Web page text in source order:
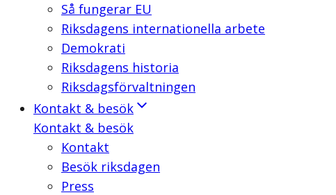
Så fungerar EU
Riksdagens internationella arbete
Demokrati
Riksdagens historia
Riksdagsförvaltningen
Kontakt & besök
Kontakt & besök
Kontakt
Besök riksdagen
Press